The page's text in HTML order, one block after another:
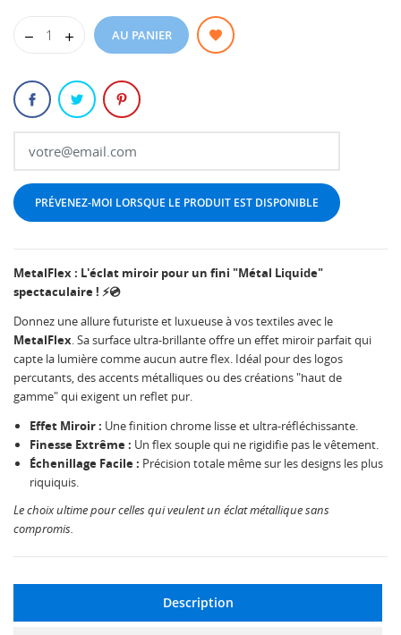
AU PANIER
PRÉVENEZ-MOI LORSQUE LE PRODUIT EST DISPONIBLE
MetalFlex : L'éclat miroir pour un fini "Métal Liquide"
spectaculaire ! ⚡💿
Donnez une allure futuriste et luxueuse à vos textiles avec le
MetalFlex. Sa surface ultra-brillante offre un effet miroir parfait qui
capte la lumière comme aucun autre flex. Idéal pour des logos
percutants, des accents métalliques ou des créations "haut de
gamme" qui exigent un reflet pur.
Effet Miroir : Une finition chrome lisse et ultra-réfléchissante.
Finesse Extrême : Un flex souple qui ne rigidifie pas le vêtement.
Échenillage Facile : Précision totale même sur les designs les plus
riquiquis.
Le choix ultime pour celles qui veulent un éclat métallique sans
compromis.
Description